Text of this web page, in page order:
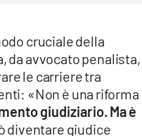
cruciale della
da avvocato penalista,
le carriere tra
«Non è una riforma
giudiziario. Ma è
diventare giudice